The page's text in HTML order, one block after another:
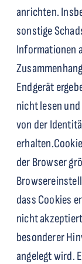
anrichten.
sonstige
Informationen
Endgerät
nicht lesen
von der
erhalten.
der Browser
dass Cookies
nicht
besonderer
angelegt wird.